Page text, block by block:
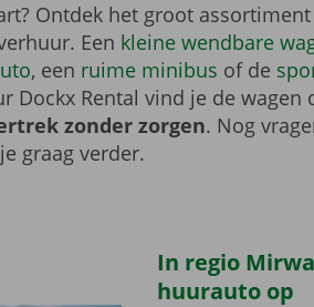
Ontdek het groot
Een kleine wendbare
, een ruime minibus of de
Rental vind je de wagen
zonder zorgen. Nog
graag verder.
In regio
huurauto op